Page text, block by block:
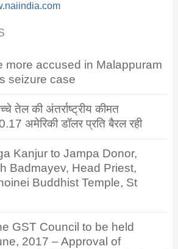
more accused in Malappuram
seizure case
तेल की अंतर्राष्ट्रीय कीमत
अमेरिकी डॉलर प्रति बैरल रही
Kanjur to Jampa Donor,
Badmayev, Head Priest,
Buddhist Temple, St
GST Council to be held
2017 – Approval of